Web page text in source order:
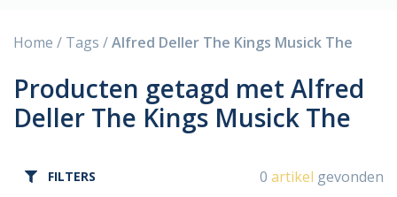
Home / Tags /Alfred Deller The Kings Musick The
Producten getagd met Alfred
Deller The Kings Musick The
FILTERS 0 artikel gevonden